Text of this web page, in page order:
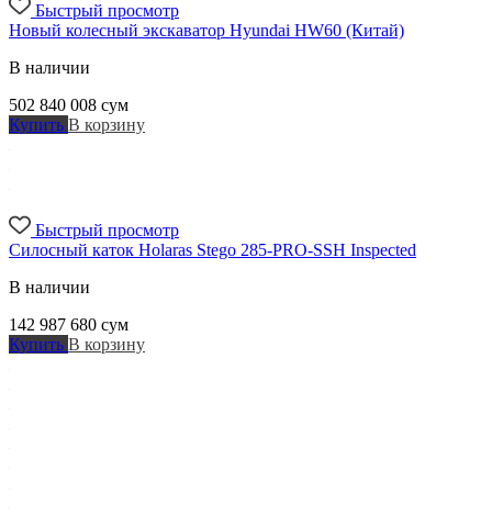
Быстрый просмотр
Новый колесный экскаватор Hyundai HW60 (Китай)
В наличии
502 840 008 сум
Купить В корзину
Быстрый просмотр
Силосный каток Holaras Stego 285-PRO-SSH Inspected
В наличии
142 987 680 сум
Купить В корзину